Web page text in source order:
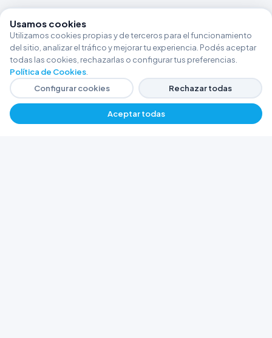
$ 2550,71 + Agregar
Usamos cookies
Utilizamos cookies propias y de terceros para el funcionamiento
del sitio, analizar el tráfico y mejorar tu experiencia. Podés aceptar
todas las cookies, rechazarlas o configurar tus preferencias.
Política de Cookies
Configurar cookies
Rechazar todas
Aceptar todas